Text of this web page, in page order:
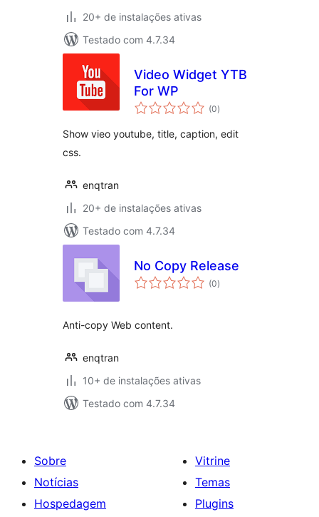
20+ de instalações ativas
Testado com 4.7.34
Video Widget YTB
For WP
(0total
de
)
Show vieo youtube, title, caption, edit
css.
enqtran
20+ de instalações ativas
Testado com 4.7.34
No Copy Release
(0total
de
)
Anti-copy Web content.
enqtran
10+ de instalações ativas
Testado com 4.7.34
Sobre
Notícias
Hospedagem
Vitrine
Temas
Plugins